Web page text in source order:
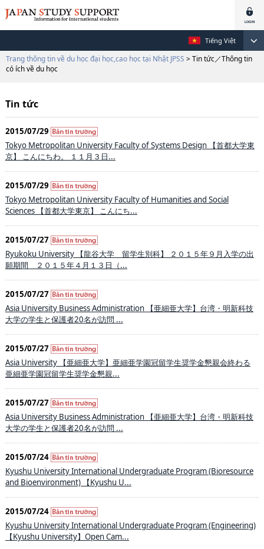
Tiếng Việt
Trang thông tin về du học đại học,cao học tại Nhật JPSS > Tin tức／Thông tin
có ích về du học
Tin tức
2015/07/29
Tokyo Metropolitan University Faculty of Systems Design 【首都大学東
京】 こんにちわ。 １１月３日...
2015/07/29
Tokyo Metropolitan University Faculty of Humanities and Social
Sciences 【首都大学東京】 こんにち...
2015/07/27
Ryukoku University 【龍谷大学 留学生別科】 ２０１５年９月入学の出
願期間 ２０１５年４月１３日（...
2015/07/27
Asia University Business Administration 【亜細亜大学】台湾・明新科技
大学の学生と保護者20名が訪問 ...
2015/07/27
Asia University 【亜細亜大学】亜細亜学園冠留学生奨学金懇親会終わる
亜細亜学園冠留学生奨学金懇親...
2015/07/27
Asia University Business Administration 【亜細亜大学】台湾・明新科技
大学の学生と保護者20名が訪問 ...
2015/07/24
Kyushu University International Undergraduate Program (Bioresource
and Bioenvironment) 【Kyushu U...
2015/07/24
Kyushu University International Undergraduate Program (Engineering)
【Kyushu University】Open Cam...